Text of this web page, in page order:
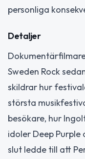
personliga
Detaljer
Sweden Rock
skildrar hur
största
besökare, hur
idoler Deep
slut ledde till att